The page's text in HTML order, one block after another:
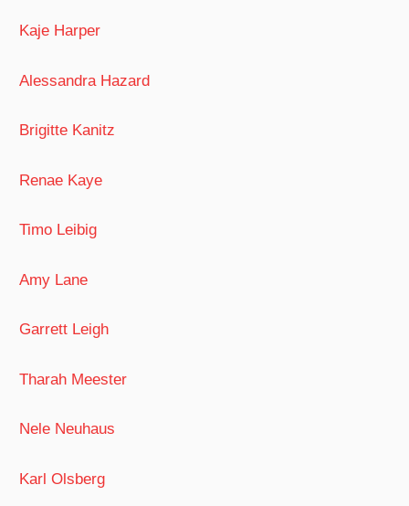
Kaje Harper
Alessandra Hazard
Brigitte Kanitz
Renae Kaye
Timo Leibig
Amy Lane
Garrett Leigh
Tharah Meester
Nele Neuhaus
Karl Olsberg